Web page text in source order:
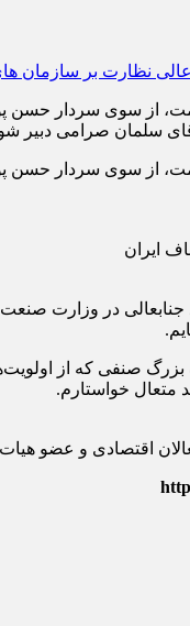
از سوی سردار حسن
سلمان صرامی دبیر
از سوی سردار حسن
ایران
جنابعالی در وزارت
صنفی که از
متعال خواستارم.
اقتصادی و عضو